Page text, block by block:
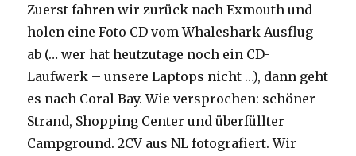
Zuerst fahren wir zurück nach Exmouth und
holen eine Foto CD vom Whaleshark Ausflug
ab (… wer hat heutzutage noch ein CD-
Laufwerk – unsere Laptops nicht …), dann geht
es nach Coral Bay. Wie versprochen: schöner
Strand, Shopping Center und überfüllter
Campground.2CV aus NL fotografiert. Wir